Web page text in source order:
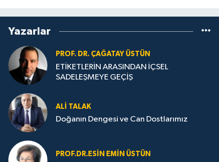
Yazarlar
PROF. DR. ÇAĞATAY ÜSTÜN
ETİKETLERİN ARASINDAN İÇSEL
SADELEŞMEYE GEÇİŞ
ALI TALAK
Doğanın Dengesi ve Can Dostlarımız
PROF.DR.ESIN EMIN ÜSTÜN